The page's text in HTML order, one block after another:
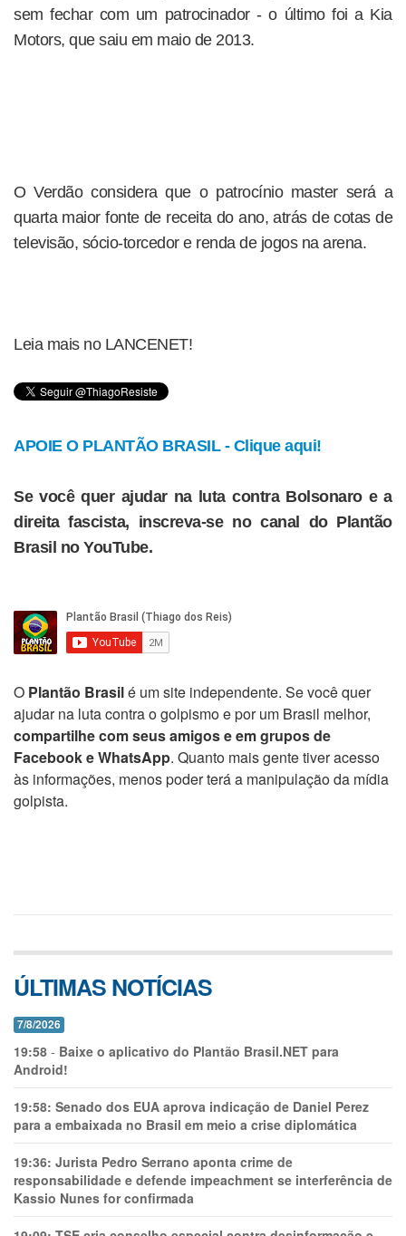
sem fechar com um patrocinador - o último foi a Kia
Motors, que saiu em maio de 2013.
O Verdão considera que o patrocínio master será a
quarta maior fonte de receita do ano, atrás de cotas de
televisão, sócio-torcedor e renda de jogos na arena.
Leia mais no LANCENET!
APOIE O PLANTÃO BRASIL - Clique aqui!
Se você quer ajudar na luta contra Bolsonaro e a
direita fascista, inscreva-se no canal do Plantão
Brasil no YouTube.
O Plantão Brasilé um site independente. Se você quer
ajudar na luta contra o golpismo e por um Brasil melhor,
compartilhe com seus amigos e em grupos de
Facebook e WhatsApp. Quanto mais gente tiver acesso
às informações, menos poder terá a manipulação da mídia
golpista.
ÚLTIMAS NOTÍCIAS
7/8/2026
19:58 - Baixe o aplicativo do Plantão Brasil.NET para
Android!
19:58: Senado dos EUA aprova indicação de Daniel Perez
para a embaixada no Brasil em meio a crise diplomática
19:36: Jurista Pedro Serrano aponta crime de
responsabilidade e defende impeachment se interferência de
Kassio Nunes for confirmada